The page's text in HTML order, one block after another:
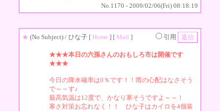
No.1170 - 2009/02/06(Fri) 08:18:19
★ (No Subject) / ひな子 [ Home ] [ Mail ] 引用
★★★本日の六孫さんのおもしろ市は開催です
★★★
今日の降水確率は0％です！！雨の心配はなさそう
で～～す♪
最高気温は12度で、かなり寒そうですよ～～！
寒さ対策お忘れなく！！ ひな子はカイロを4個装